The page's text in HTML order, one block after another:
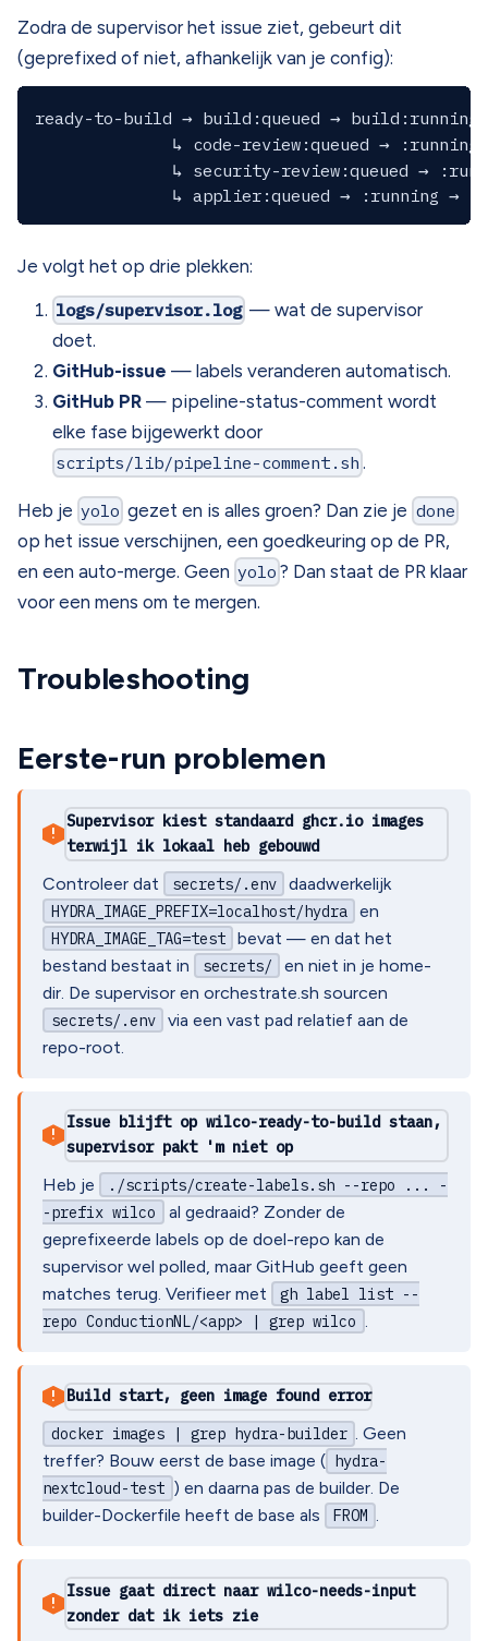
Zodra de supervisor het issue ziet, gebeurt dit
(geprefixed of niet, afhankelijk van je config):
ready-to-build → build:queued → build:running
↳ code-review:queued → :running
↳ security-review:queued →
Je volgt het op drie plekken:
logs/supervisor.log — wat de supervisor
doet.
GitHub-issue — labels veranderen automatisch.
GitHub PR — pipeline-status-comment wordt
elke fase bijgewerkt door
scripts/lib/pipeline-comment.sh .
Heb je yolo gezet en is alles groen? Dan zie je done
op het issue verschijnen, een goedkeuring op de PR,
en een auto-merge. Geen yolo ? Dan staat de PR klaar
voor een mens om te mergen.
Troubleshooting
Eerste-run problemen
!
Supervisor kiest standaard ghcr.io images
terwijl ik lokaal heb gebouwd
Controleer dat secrets/.env daadwerkelijk
HYDRA_IMAGE_PREFIX=localhost/hydra en
HYDRA_IMAGE_TAG=test
bevat — en dat het
bestand bestaat in
secrets/
en niet in je home-
dir. De supervisor en orchestrate.sh sourcen
secrets/.env
via een vast pad relatief aan de
repo-root.
!
Issue blijft op wilco-ready-to-build staan,
supervisor pakt 'm niet op
Heb je
./scripts/create-labels.sh --repo ... -
-prefix wilco
al gedraaid? Zonder de
geprefixeerde labels op de doel-repo kan de
supervisor wel polled, maar GitHub geeft geen
matches terug. Verifieer met
gh label list --
repo ConductionNL/<app> | grep wilco .
!
Build start, geen image found error
docker images | grep hydra-builder . Geen
treffer? Bouw eerst de base image ( hydra-
nextcloud-test ) en daarna pas de builder. De
builder-Dockerfile heeft de base als
FROM .
!
Issue gaat direct naar wilco-needs-input
zonder dat ik iets zie